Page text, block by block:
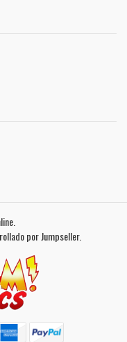
por Jumpseller.